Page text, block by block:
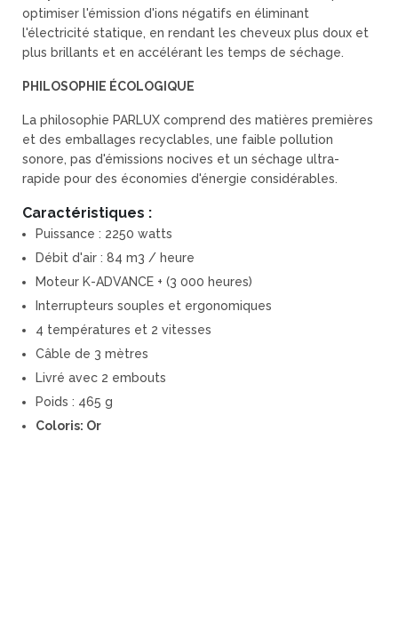
optimiser l'émission d'ions négatifs en éliminant
l'électricité statique, en rendant les cheveux plus doux et
plus brillants et en accélérant les temps de séchage.
PHILOSOPHIE ÉCOLOGIQUE
La philosophie PARLUX comprend des matières premières
et des emballages recyclables, une faible pollution
sonore, pas d'émissions nocives et un séchage ultra-
rapide pour des économies d'énergie considérables.
Caractéristiques :
Puissance : 2250 watts
Débit d'air : 84 m3 / heure
Moteur K-ADVANCE + (3 000 heures)
Interrupteurs souples et ergonomiques
4 températures et 2 vitesses
Câble de 3 mètres
Livré avec 2 embouts
Poids : 465 g
Coloris: Or